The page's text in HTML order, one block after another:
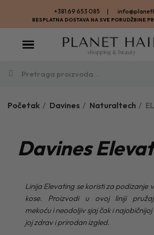
BESPLATNA DOSTAVA NA SVE PORUDŽBINE
+381 69 653 085 |
Početak Davines Naturaltech
Davines
Linija Elevating se koristi za podizanje
kose. Proizvodi u ovoj liniji
mekoću i neodoljiv sjaj čak i
joj zdrav i prirodan izgled.